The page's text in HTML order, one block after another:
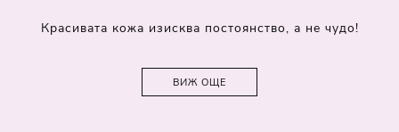
Красивата кожа изисква постоянство, а не чудо!
ВИЖ ОЩЕ